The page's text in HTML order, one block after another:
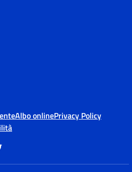
Albo onlinePrivacy Policy